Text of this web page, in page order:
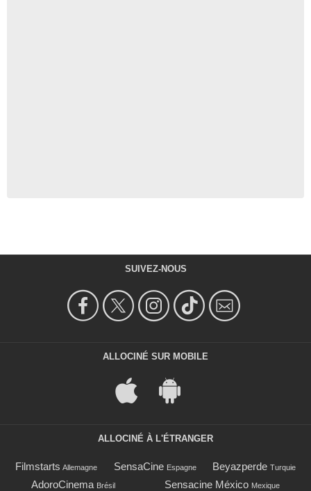
SUIVEZ-NOUS
ALLOCINÉ SUR MOBILE
ALLOCINÉ À L'ÉTRANGER
Filmstarts Allemagne SensaCine Espagne Beyazperde Turquie
AdoroCinema Brésil Sensacine México Mexique